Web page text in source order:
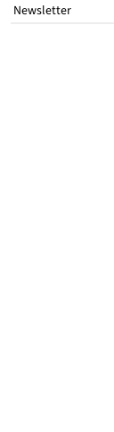
Newsletter